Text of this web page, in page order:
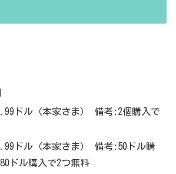
ドル（本家さま） 備考:2個購入で
ドル（本家さま） 備考:50ドル購
ドル購入で2つ無料